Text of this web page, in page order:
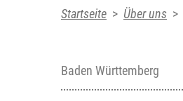
Startseite > Über uns >
Baden Württemberg